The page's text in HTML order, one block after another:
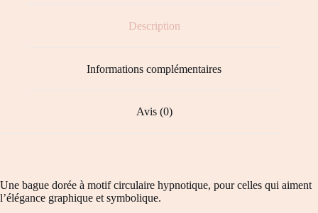
Description
Informations complémentaires
Avis (0)
Une bague dorée à motif circulaire hypnotique, pour celles qui aiment
l’élégance graphique et symbolique.